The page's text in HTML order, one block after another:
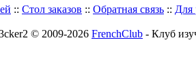
:: Стол заказов :: Обратная связь :: Для
© 2009-2026 FrenchClub - Клуб